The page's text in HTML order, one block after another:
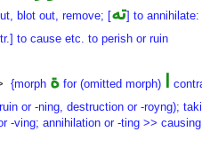
blot out, remove; [ته] to annihilate:
to cause etc. to perish or ruin
{morph ةfor (omitted morph)
or -ning, destruction or -royng);
-ving; annihilation or -ting >>